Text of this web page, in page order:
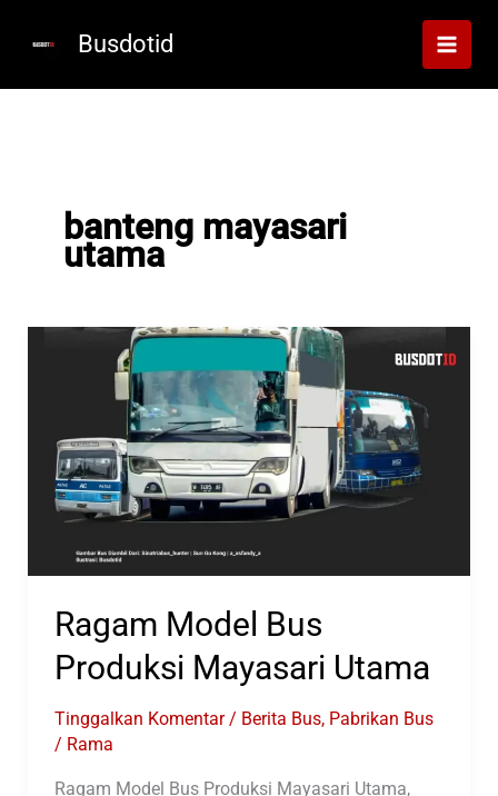
Busdotid
banteng mayasari
utama
Ragam Model Bus
Produksi Mayasari Utama
Tinggalkan Komentar / Berita Bus, Pabrikan Bus
/ Rama
Ragam Model Bus Produksi Mayasari Utama,